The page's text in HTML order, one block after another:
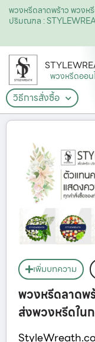
พวงหรีดลาดพร้าว พวงห
ปริมณฑล :
พวงหรีดออน
วิธีการสั่งซื้อ
เพิ่มบทความ
พวงหรีดลาดพ
ส่งพวงหรีดใน